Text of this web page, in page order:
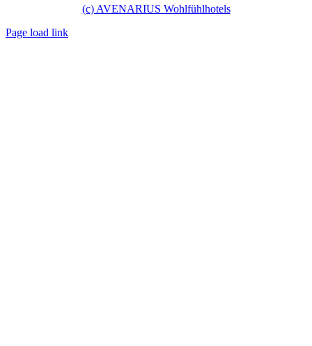
(c) AVENARIUS Wohlfühlhotels
Page load link